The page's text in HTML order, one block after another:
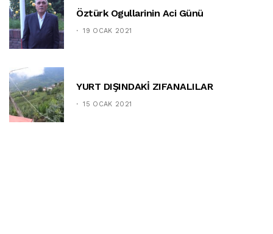
Öztürk Ogullarinin Aci Günü
19 OCAK 2021
YURT DIŞINDAKİ ZIFANALILAR
15 OCAK 2021